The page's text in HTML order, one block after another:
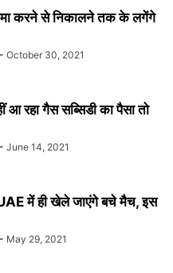
करने से निकालने तक के लगेंगे
- October 30, 2021
आ रहा गैस सब्सिडी का पैसा तो
- June 14, 2021
में ही खेले जाएंगे बचे मैच, इस
- May 29, 2021